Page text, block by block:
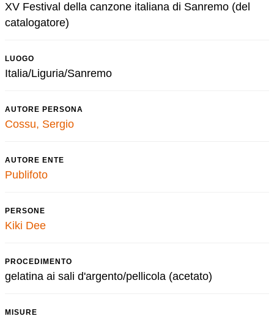
XV Festival della canzone italiana di Sanremo (del
catalogatore)
LUOGO
Italia/Liguria/Sanremo
AUTORE PERSONA
Cossu, Sergio
AUTORE ENTE
Publifoto
PERSONE
Kiki Dee
PROCEDIMENTO
gelatina ai sali d'argento/pellicola (acetato)
MISURE